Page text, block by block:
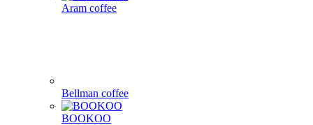
Aram coffee
Bellman coffee
BOOKOO